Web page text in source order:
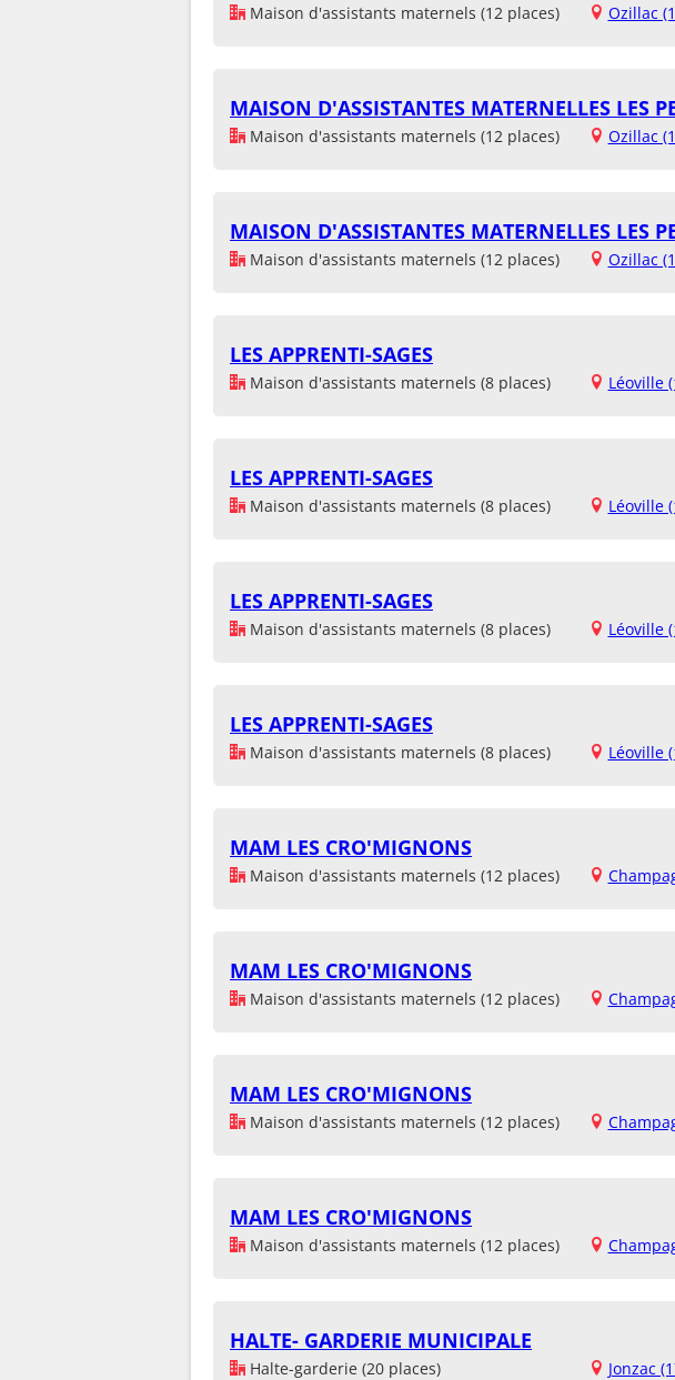
Maison d'assistants maternels (12 places) Ozillac
MAISON D'ASSISTANTES MATERNELLES LES
Maison d'assistants maternels (12 places) Ozillac
MAISON D'ASSISTANTES MATERNELLES LES
Maison d'assistants maternels (12 places) Ozillac
LES APPRENTI-SAGES
Maison d'assistants maternels (8 places) Léoville
LES APPRENTI-SAGES
Maison d'assistants maternels (8 places) Léoville
LES APPRENTI-SAGES
Maison d'assistants maternels (8 places) Léoville
LES APPRENTI-SAGES
Maison d'assistants maternels (8 places) Léoville
MAM LES CRO'MIGNONS
Maison d'assistants maternels (12 places)
MAM LES CRO'MIGNONS
Maison d'assistants maternels (12 places)
MAM LES CRO'MIGNONS
Maison d'assistants maternels (12 places)
MAM LES CRO'MIGNONS
Maison d'assistants maternels (12 places)
HALTE- GARDERIE MUNICIPALE
Halte-garderie (20 places) Jonzac